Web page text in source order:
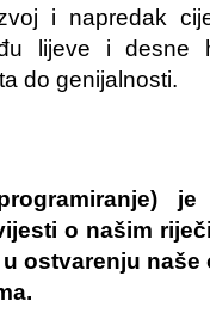
i napredak
lijeve i desne
do genijalnosti.
o našim
ostvarenju